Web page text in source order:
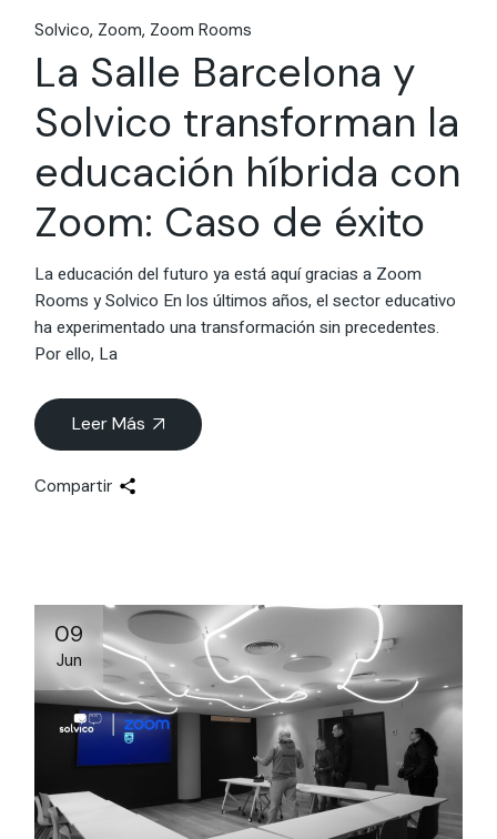
Solvico Zoom Zoom Rooms
La Salle Barcelona y
Solvico transforman la
educación híbrida con
Zoom: Caso de éxito
La educación del futuro ya está aquí gracias a Zoom
Rooms y Solvico En los últimos años, el sector educativo
ha experimentado una transformación sin precedentes.
Por ello, La
Leer Más
Compartir
09
Jun